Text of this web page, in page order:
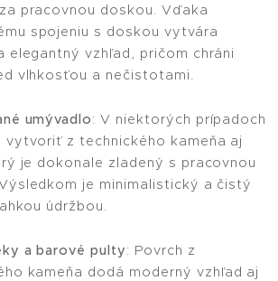
pracovnou doskou. Vďaka
spojeniu s doskou vytvára
elegantný vzhľad, pričom chráni
vlhkosťou a nečistotami.
umývadlo: V niektorých prípadoch
vytvoriť z technického kameňa aj
je dokonale zladený s pracovnou
je minimalistický a čistý
údržbou.
a barové pulty: Povrch z
kameňa dodá moderný vzhľad aj